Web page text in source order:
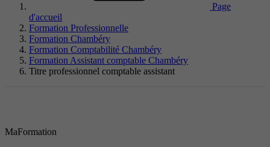
Page
d'accueil
Formation Professionnelle
Formation Chambéry
Formation Comptabilité Chambéry
Formation Assistant comptable Chambéry
Titre professionnel comptable assistant
MaFormation